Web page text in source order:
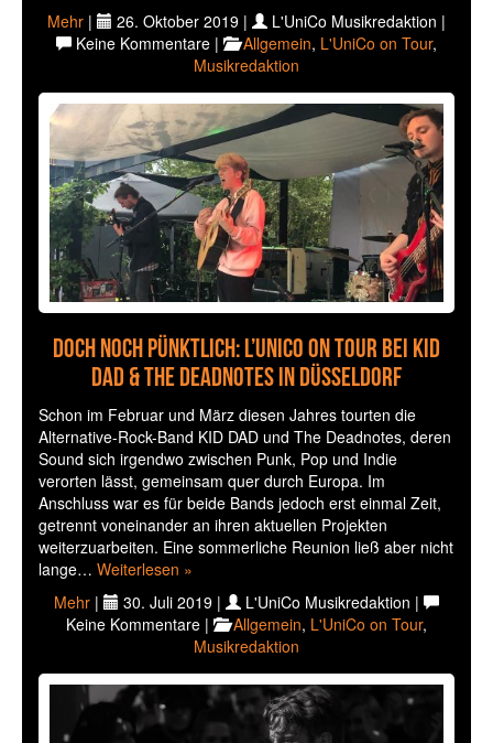
Mehr | 26. Oktober 2019 |
L'UniCo Musikredaktion |
Keine Kommentare |
Allgemein, L'UniCo on Tour,
Musikredaktion
Doch noch pünktlich: L’UniCo on Tour bei KID
DAD & The Deadnotes in Düsseldorf
Schon im Februar und März diesen Jahres tourten die
Alternative-Rock-Band KID DAD und The Deadnotes, deren
Sound sich irgendwo zwischen Punk, Pop und Indie
verorten lässt, gemeinsam quer durch Europa. Im
Anschluss war es für beide Bands jedoch erst einmal Zeit,
getrennt voneinander an ihren aktuellen Projekten
weiterzuarbeiten. Eine sommerliche Reunion ließ aber nicht
lange… Weiterlesen »
Mehr | 30. Juli 2019 |
L'UniCo Musikredaktion |
Keine Kommentare |
Allgemein, L'UniCo on Tour,
Musikredaktion